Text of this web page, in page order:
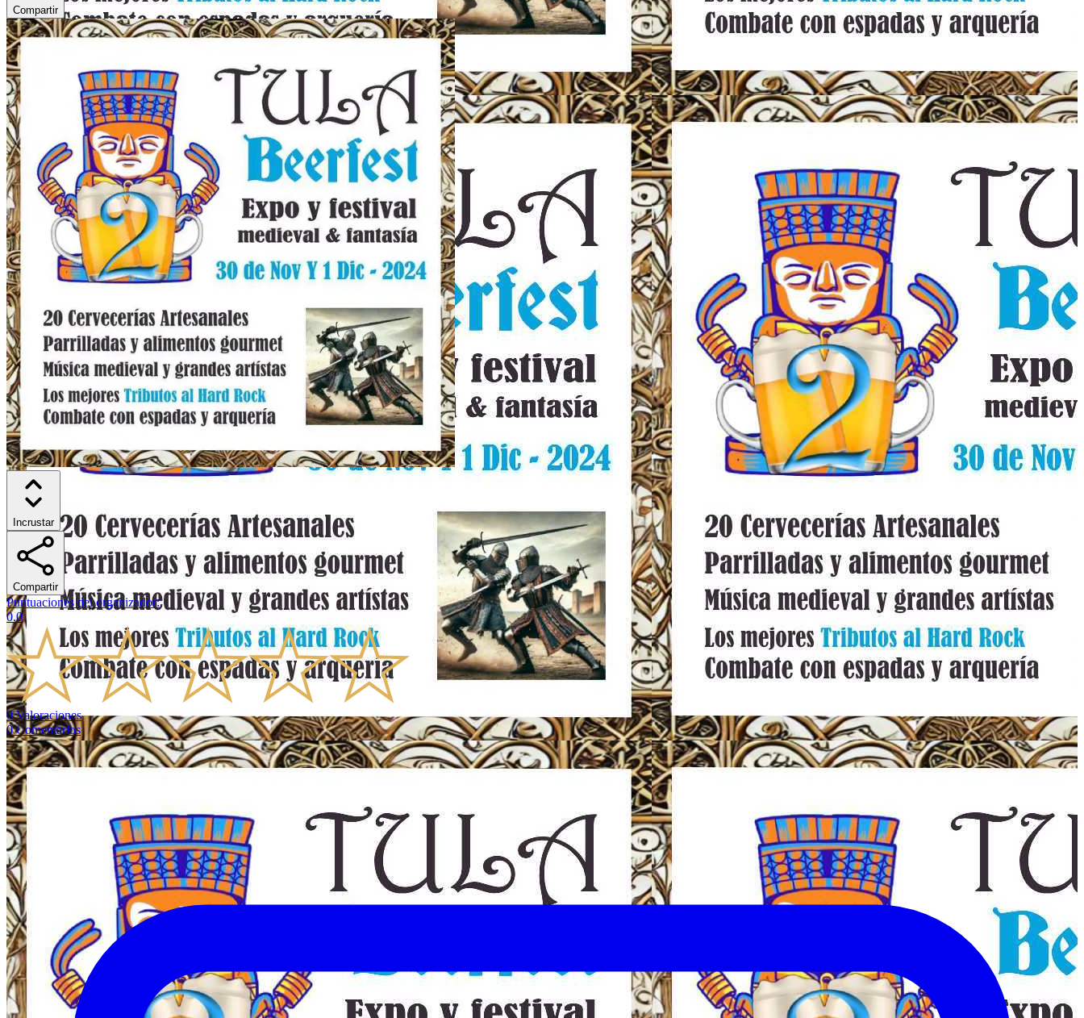
Compartir
Incrustar
Compartir
Puntuaciones del organizador:
0.0
0 Valoraciones
0 Comentarios